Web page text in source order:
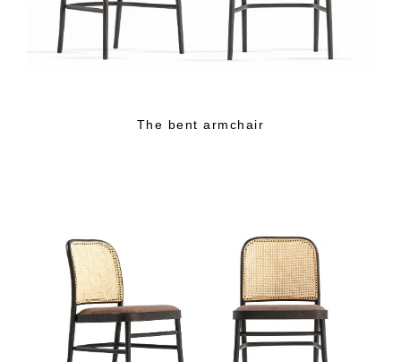
The bent armchair